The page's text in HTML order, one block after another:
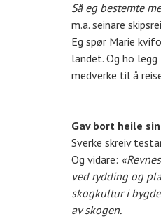
Så eg bestemte
m.a. seinare
Eg spør Marie
landet. Og ho
medverke til å
Gav bort heile
Sverke skreiv
Og vidare:
ved rydding og
skogkultur i
av skogen.